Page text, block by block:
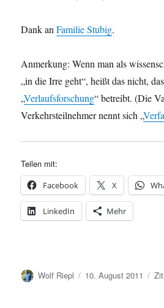
Dank anFamilie Stubig.
Anmerkung: Wenn man als
„in die Irre geht“, heißt das nicht,
„Verlaufsforschung“ betreibt. (Die
Verkehrsteilnehmer nennt sich „
Teilen mit:
Facebook X
LinkedIn Mehr
Autor
Wolf Riepl
Veröffentlicht
10. August 2011